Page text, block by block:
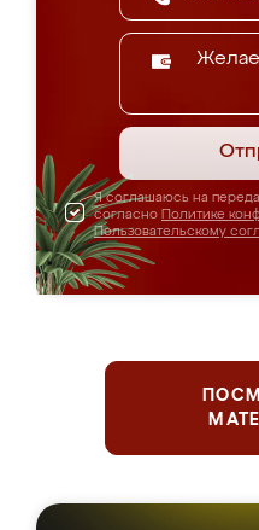
Я соглашаюсь на
согласно Политике
Пользовательскому